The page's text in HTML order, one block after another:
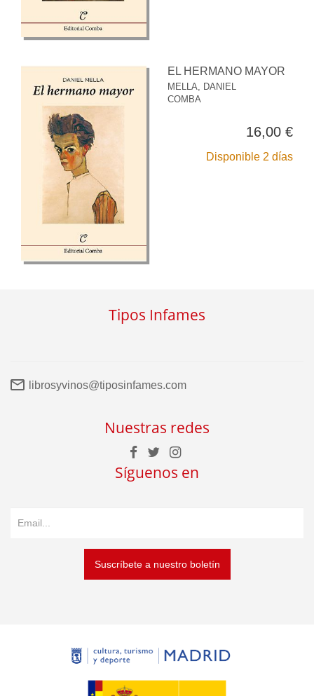
EL HERMANO MAYOR
MELLA, DANIEL
COMBA
16,00 €
Disponible 2 días
Tipos Infames
librosyvinos@tiposinfames.com
Nuestras redes
Síguenos en
Suscríbete a nuestro boletín